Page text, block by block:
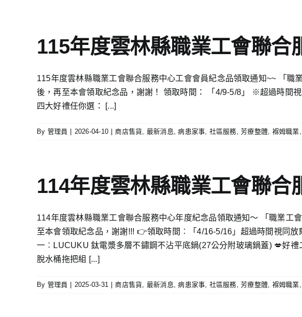
115年度雲林縣職業工會聯
115年度雲林縣職業工會聯合服務中心工會會員紀念品領取通知~~ 「
後，再至本會領取紀念品，謝謝！ 領取時間： 「4/9-5/8」 ※超過時間
四大好禮任你選： [...]
By 管理員 2026-04-10 商店售貨, 最新消息,病患家事, 社區服務,芳療整體, 褓姆職業
114年度雲林縣職業工會聯
114年度雲林縣職業工會聯合服務中心年度紀念品領取通知〜 「職業
至本會領取紀念品，謝謝!!! 👉領取時間︰「4/16-5/16」超過時間視同
一︰LUCUKU 鈦電漿多層不鏽鋼不沾平底鍋(27公分附玻璃鍋蓋) 💋好
脫水桶拖把組 [...]
By 管理員 2025-03-31 商店售貨, 最新消息,病患家事, 社區服務,芳療整體, 褓姆職業